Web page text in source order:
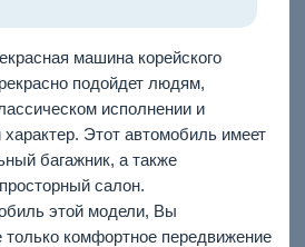
машина корейского
подойдет людям,
исполнении и
Этот автомобиль имеет
багажник, а также
салон.
этой модели, Вы
только комфортное передвижение